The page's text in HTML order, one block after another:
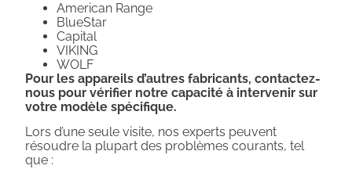
American Range
BlueStar
Capital
VIKING
WOLF
Pour les appareils d’autres fabricants, contactez-
nous pour vérifier notre capacité à intervenir sur
votre modèle spécifique.
Lors d’une seule visite, nos experts peuvent
résoudre la plupart des problèmes courants, tel
que :